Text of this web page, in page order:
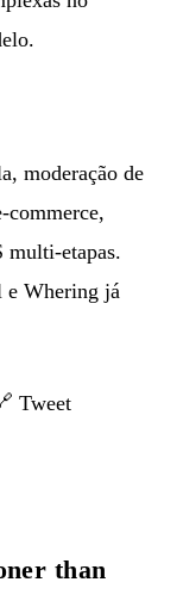
moderação de
multi‑etapas.
e Whering já
Tweet
than